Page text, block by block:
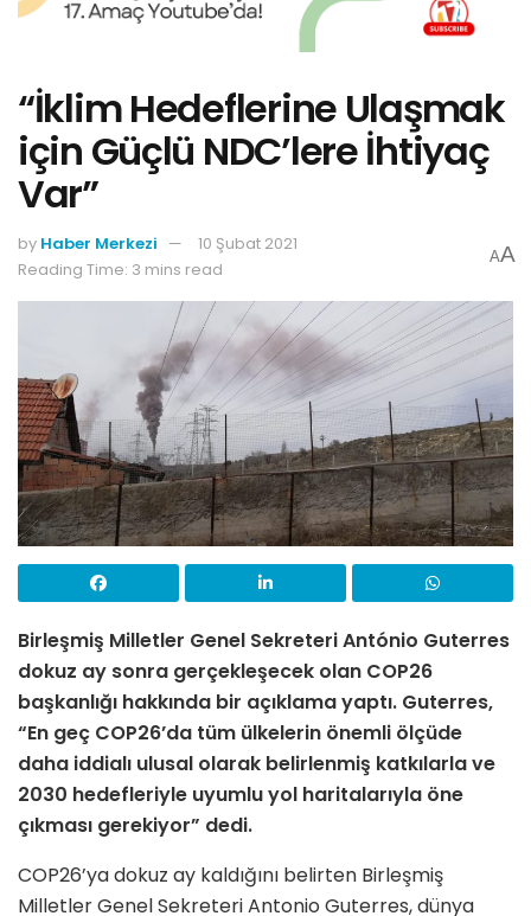
“İklim Hedeflerine Ulaşmak
için Güçlü NDC’lere İhtiyaç
Var”
by Haber Merkezi
10 Şubat 2021
Reading Time: 3 mins read
AA
Birleşmiş Milletler Genel Sekreteri António Guterres
dokuz ay sonra gerçekleşecek olan COP26
başkanlığı hakkında bir açıklama yaptı. Guterres,
“En geç COP26’da tüm ülkelerin önemli ölçüde
daha iddialı ulusal olarak belirlenmiş katkılarla ve
2030 hedefleriyle uyumlu yol haritalarıyla öne
çıkması gerekiyor” dedi.
COP26’ya dokuz ay kaldığını belirten Birleşmiş
Milletler Genel Sekreteri Antonio Guterres, dünya